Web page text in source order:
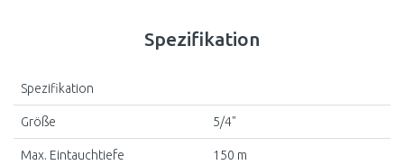
Spezifikation
Spezifikation
Größe 5/4"
Max. Eintauchtiefe 150 m